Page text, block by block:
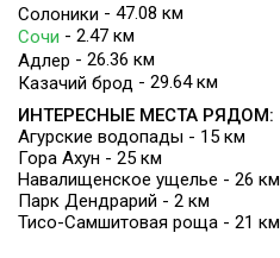
Солоники - 47.08 км
Сочи - 2.47 км
Адлер - 26.36 км
Казачий брод - 29.64 км
ИНТЕРЕСНЫЕ МЕСТА РЯДОМ:
Агурские водопады - 15 км
Гора Ахун - 25 км
Навалищенское ущелье - 26 км
Парк Дендрарий - 2 км
Тисо-Самшитовая роща - 21 км